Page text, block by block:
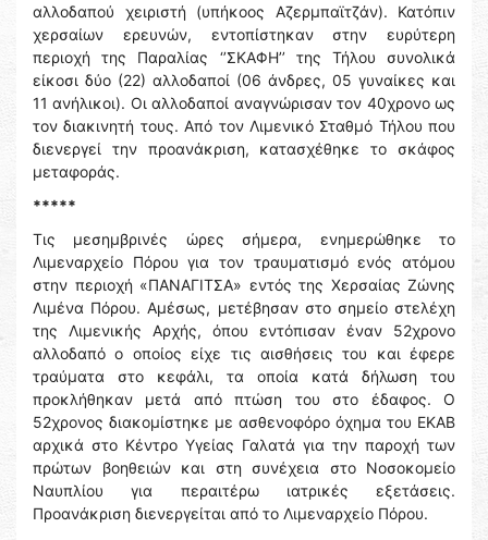
αλλοδαπού χειριστή (υπήκοος Αζερμπαϊτζάν). Κατόπιν
χερσαίων ερευνών, εντοπίστηκαν στην ευρύτερη
περιοχή της Παραλίας ‘’ΣΚΑΦΗ’’ της Τήλου συνολικά
είκοσι δύο (22) αλλοδαποί (06 άνδρες, 05 γυναίκες και
11 ανήλικοι). Οι αλλοδαποί αναγνώρισαν τον 40χρονο ως
τον διακινητή τους. Από τον Λιμενικό Σταθμό Τήλου που
διενεργεί την προανάκριση, κατασχέθηκε το σκάφος
μεταφοράς.
*****
Τις μεσημβρινές ώρες σήμερα, ενημερώθηκε το
Λιμεναρχείο Πόρου για τον τραυματισμό ενός ατόμου
στην περιοχή «ΠΑΝΑΓΙΤΣΑ» εντός της Χερσαίας Ζώνης
Λιμένα Πόρου. Αμέσως, μετέβησαν στο σημείο στελέχη
της Λιμενικής Αρχής, όπου εντόπισαν έναν 52χρονο
αλλοδαπό ο οποίος είχε τις αισθήσεις του και έφερε
τραύματα στο κεφάλι, τα οποία κατά δήλωση του
προκλήθηκαν μετά από πτώση του στο έδαφος. Ο
52χρονος διακομίστηκε με ασθενοφόρο όχημα του ΕΚΑΒ
αρχικά στο Κέντρο Υγείας Γαλατά για την παροχή των
πρώτων βοηθειών και στη συνέχεια στο Νοσοκομείο
Ναυπλίου για περαιτέρω ιατρικές εξετάσεις.
Προανάκριση διενεργείται από το Λιμεναρχείο Πόρου.